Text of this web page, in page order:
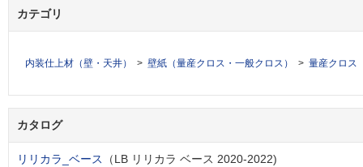
カテゴリ
内装仕上材（壁・天井） 壁紙（量産クロス・一般クロス） 量産クロス
カタログ
リリカラ_ベース （LB リリカラ ベース 2020-2022)